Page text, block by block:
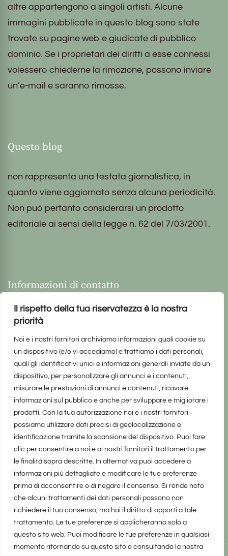
Il rispetto della tua riservatezza è la nostra
priorità
Noi e i nostri fornitori archiviamo informazioni quali cookie su
un dispositivo (e/o vi accediamo) e trattiamo i dati personali,
quali gli identificativi unici e informazioni generali inviate da un
dispositivo, per personalizzare gli annunci e i contenuti,
misurare le prestazioni di annunci e contenuti, ricavare
informazioni sul pubblico e anche per sviluppare e migliorare i
prodotti. Con la tua autorizzazione noi e i nostri fornitori
possiamo utilizzare dati precisi di geolocalizzazione e
identificazione tramite la scansione del dispositivo. Puoi fare
clic per consentire a noi e ai nostri fornitori il trattamento per
le finalità sopra descritte. In alternativa puoi accedere a
informazioni più dettagliate e modificare le tue preferenze
prima di acconsentire o di negare il consenso. Si rende noto
che alcuni trattamenti dei dati personali possono non
richiedere il tuo consenso, ma hai il diritto di opporti a tale
trattamento. Le tue preferenze si applicheranno solo a
questo sito web. Puoi modificare le tue preferenze in qualsiasi
momento ritornando su questo sito o consultando la nostra
altre appartengono a singoli artisti. Alcune
immagini pubblicate in questo blog sono state
trovate su pagine web e giudicate di pubblico
dominio. Se i proprietari dei diritti a esse connessi
volessero chiederne la rimozione, possono inviare
un’e-mail e saranno rimosse.
Questo blog
non rappresenta una testata giornalistica, in
quanto viene aggiornato senza alcuna periodicità.
Non può pertanto considerarsi un prodotto
editoriale ai sensi della legge n. 62 del 7/03/2001.
Informazioni di contatto